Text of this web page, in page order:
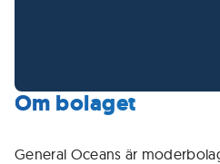
Om bolaget
General Oceans är